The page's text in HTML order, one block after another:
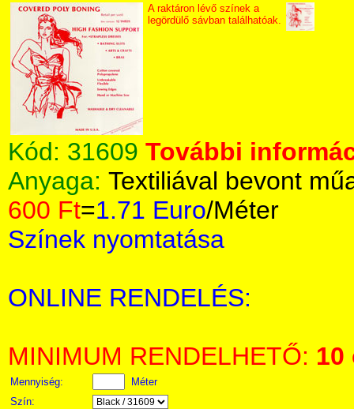
A raktáron lévő színek a
legördülő sávban találhatóak.
Kód: 31609 További
Anyaga: Textiliával bevont
600 Ft=1.71 Euro/Méter
Színek nyomtatása
ONLINE RENDELÉS:
MINIMUM RENDELHETŐ: 10
Mennyiség:
Méter
Szín: